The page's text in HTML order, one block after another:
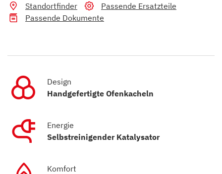
Standortfinder
Passende Ersatzteile
Passende Dokumente
Design
Handgefertigte Ofenkacheln
Energie
Selbstreinigender Katalysator
Komfort